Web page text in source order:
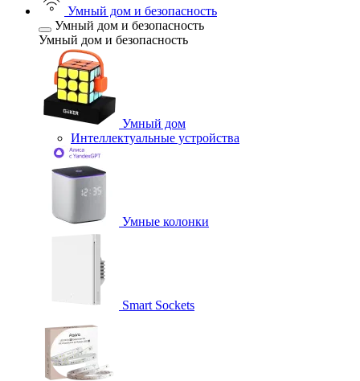
Умный дом и безопасность
Умный дом и безопасность
Умный дом и безопасность
Умный дом
Интеллектуальные устройства
Умные колонки
Smart Sockets